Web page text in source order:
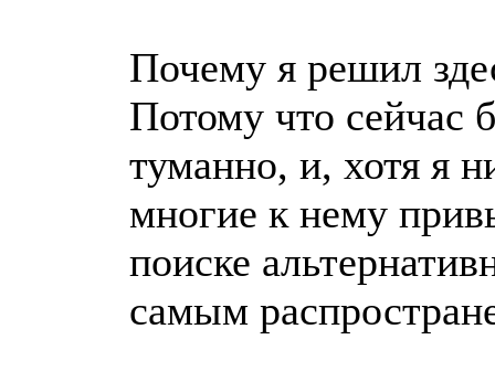
Почему я решил
Потому что сейчас
туманно, и, хотя я
многие к нему
поиске
самым